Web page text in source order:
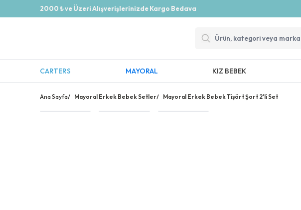
2000 ₺ ve Üzeri Alışverişlerinizde Kargo Bedava
CARTERS MAYORAL KIZ BEBEK
Ana Sayfa/ Mayoral Erkek Bebek Setler/ Mayoral Erkek Bebek Tişört Şort 2'li Set